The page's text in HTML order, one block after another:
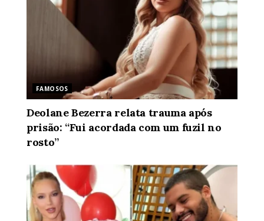
FAMOSOS
Deolane Bezerra relata trauma após
prisão: “Fui acordada com um fuzil no
rosto”